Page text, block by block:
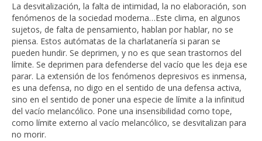
La desvitalización, la falta de intimidad, la no elaboración, son
fenómenos de la sociedad moderna…Este clima, en algunos
sujetos, de falta de pensamiento, hablan por hablar, no se
piensa. Estos autómatas de la charlatanería si paran se
pueden hundir. Se deprimen, y no es que sean trastornos del
límite. Se deprimen para defenderse del vacío que les deja ese
parar. La extensión de los fenómenos depresivos es inmensa,
es una defensa, no digo en el sentido de una defensa activa,
sino en el sentido de poner una especie de límite a la infinitud
del vacío melancólico. Pone una insensibilidad como tope,
como límite externo al vacío melancólico, se desvitalizan para
no morir.